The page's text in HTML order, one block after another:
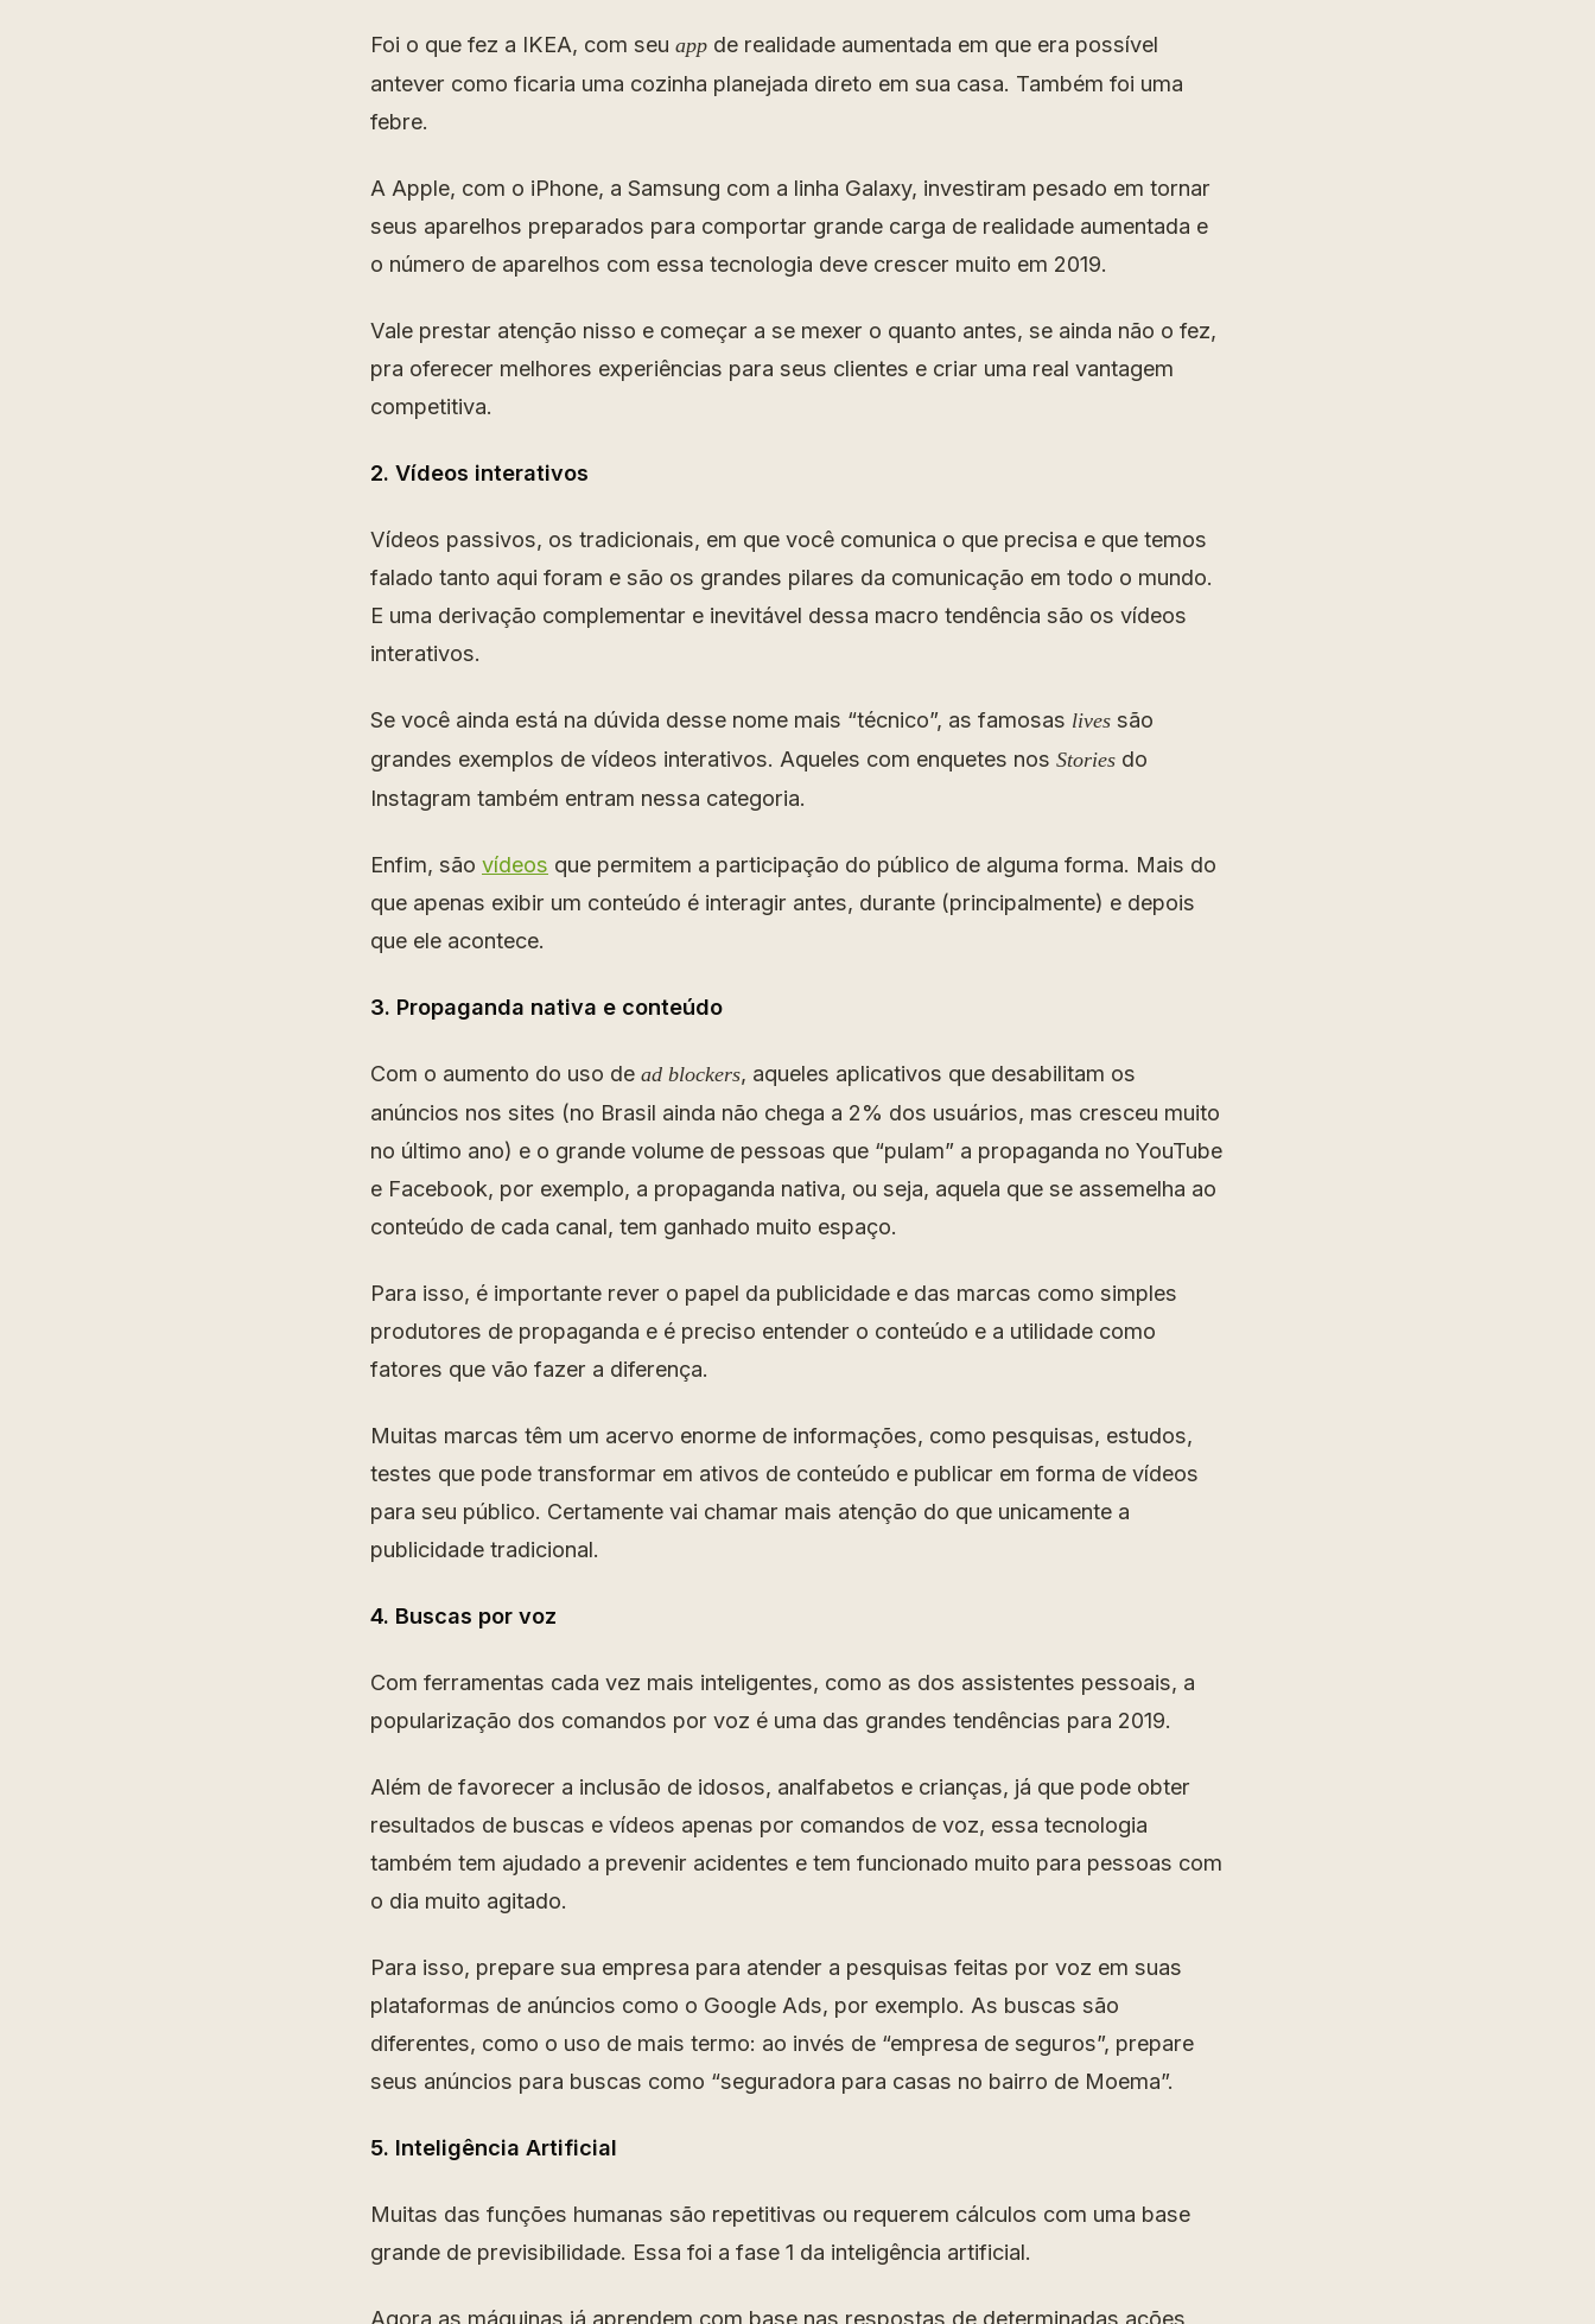
Foi o que fez a IKEA, com seu app de realidade aumentada em que era possível
antever como ficaria uma cozinha planejada direto em sua casa. Também foi uma
febre.
A Apple, com o iPhone, a Samsung com a linha Galaxy, investiram pesado em tornar
seus aparelhos preparados para comportar grande carga de realidade aumentada e
o número de aparelhos com essa tecnologia deve crescer muito em 2019.
Vale prestar atenção nisso e começar a se mexer o quanto antes, se ainda não o fez,
pra oferecer melhores experiências para seus clientes e criar uma real vantagem
competitiva.
2. Vídeos interativos
Vídeos passivos, os tradicionais, em que você comunica o que precisa e que temos
falado tanto aqui foram e são os grandes pilares da comunicação em todo o mundo.
E uma derivação complementar e inevitável dessa macro tendência são os vídeos
interativos.
Se você ainda está na dúvida desse nome mais “técnico”, as famosas lives são
grandes exemplos de vídeos interativos. Aqueles com enquetes nos Stories do
Instagram também entram nessa categoria.
Enfim, são vídeos que permitem a participação do público de alguma forma. Mais do
que apenas exibir um conteúdo é interagir antes, durante (principalmente) e depois
que ele acontece.
3. Propaganda nativa e conteúdo
Com o aumento do uso de ad blockers, aqueles aplicativos que desabilitam os
anúncios nos sites (no Brasil ainda não chega a 2% dos usuários, mas cresceu muito
no último ano) e o grande volume de pessoas que “pulam” a propaganda no YouTube
e Facebook, por exemplo, a propaganda nativa, ou seja, aquela que se assemelha ao
conteúdo de cada canal, tem ganhado muito espaço.
Para isso, é importante rever o papel da publicidade e das marcas como simples
produtores de propaganda e é preciso entender o conteúdo e a utilidade como
fatores que vão fazer a diferença.
Muitas marcas têm um acervo enorme de informações, como pesquisas, estudos,
testes que pode transformar em ativos de conteúdo e publicar em forma de vídeos
para seu público. Certamente vai chamar mais atenção do que unicamente a
publicidade tradicional.
4. Buscas por voz
Com ferramentas cada vez mais inteligentes, como as dos assistentes pessoais, a
popularização dos comandos por voz é uma das grandes tendências para 2019.
Além de favorecer a inclusão de idosos, analfabetos e crianças, já que pode obter
resultados de buscas e vídeos apenas por comandos de voz, essa tecnologia
também tem ajudado a prevenir acidentes e tem funcionado muito para pessoas com
o dia muito agitado.
Para isso, prepare sua empresa para atender a pesquisas feitas por voz em suas
plataformas de anúncios como o Google Ads, por exemplo. As buscas são
diferentes, como o uso de mais termo: ao invés de “empresa de seguros”, prepare
seus anúncios para buscas como “seguradora para casas no bairro de Moema”.
5. Inteligência Artificial
Muitas das funções humanas são repetitivas ou requerem cálculos com uma base
grande de previsibilidade. Essa foi a fase 1 da inteligência artificial.
Agora as máquinas já aprendem com base nas respostas de determinadas ações,